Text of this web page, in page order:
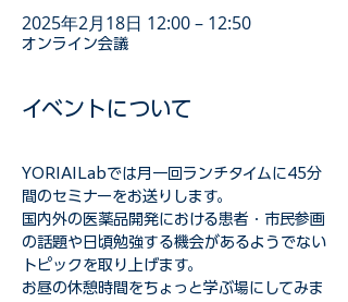
2025年2月18日 12:00 – 12:50
オンライン会議
イベントについて
YORIAILabでは月一回ランチタイムに45分
間のセミナーをお送りします。
国内外の医薬品開発における患者・市民参画
の話題や日頃勉強する機会があるようでない
トピックを取り上げます。
お昼の休憩時間をちょっと学ぶ場にしてみま